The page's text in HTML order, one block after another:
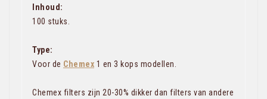
Inhoud:
100 stuks.
Type:
Voor de Chemex 1 en 3 kops modellen.
Chemex filters zijn 20-30% dikker dan filters van andere